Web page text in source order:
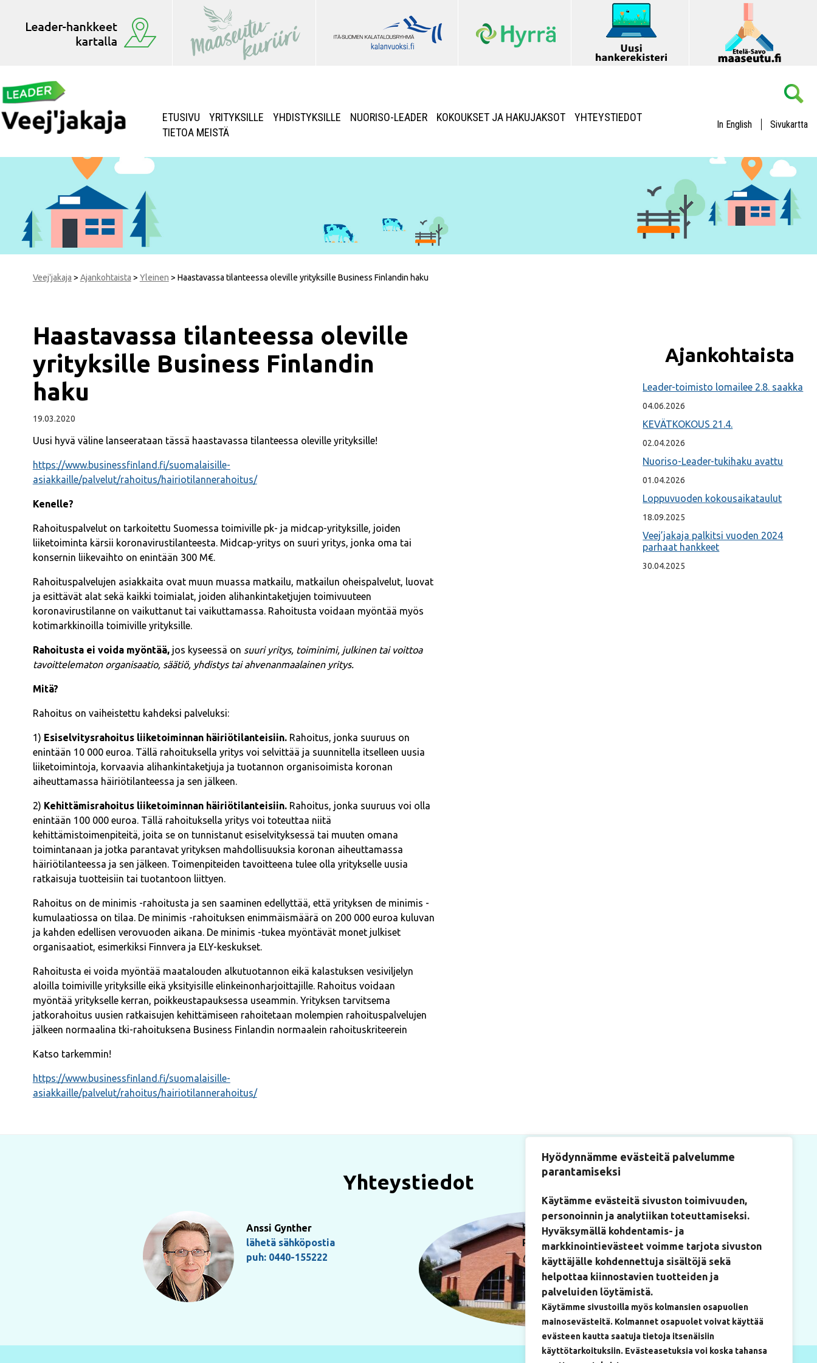
Hyödynnämme evästeitä palvelumme
parantamiseksi
Käytämme evästeitä sivuston toimivuuden,
personoinnin ja analytiikan toteuttamiseksi.
Hyväksymällä kohdentamis- ja
markkinointievästeet voimme tarjota sivuston
käyttäjälle kohdennettuja sisältöjä sekä
helpottaa kiinnostavien tuotteiden ja
palveluiden löytämistä.
Käytämme sivustoilla myös kolmansien osapuolien
mainosevästeitä. Kolmannet osapuolet voivat käyttää
evästeen kautta saatuja tietoja itsenäisiin
käyttötarkoituksiin. Evästeasetuksia voi koska tahansa
ETUSIVU YRITYKSILLE YHDISTYKSILLE NUORISO-LEADER KOKOUKSET JA HAKUJAKSOT
YHTEYSTIEDOT
TIETOA MEISTÄ
In English Sivukartta
Veej'jakaja > Ajankohtaista > Yleinen > Haastavassa tilanteessa oleville yrityksille Business Finlandin haku
Haastavassa tilanteessa oleville
yrityksille Business Finlandin
haku
19.03.2020
Uusi hyvä väline lanseerataan tässä haastavassa tilanteessa oleville yrityksille!
https://www.businessfinland.fi/suomalaisille-
asiakkaille/palvelut/rahoitus/hairiotilannerahoitus/
Kenelle?
Rahoituspalvelut on tarkoitettu Suomessa toimiville pk- ja midcap-yrityksille, joiden
liiketoiminta kärsii koronavirustilanteesta. Midcap-yritys on suuri yritys, jonka oma tai
konsernin liikevaihto on enintään 300 M€.
Rahoituspalvelujen asiakkaita ovat muun muassa matkailu, matkailun oheispalvelut, luovat
ja esittävät alat sekä kaikki toimialat, joiden alihankintaketjujen toimivuuteen
koronavirustilanne on vaikuttanut tai vaikuttamassa. Rahoitusta voidaan myöntää myös
kotimarkkinoilla toimiville yrityksille.
Rahoitusta ei voida myöntää,jos kyseessä on suuri yritys, toiminimi, julkinen tai voittoa
tavoittelematon organisaatio, säätiö, yhdistys tai ahvenanmaalainen yritys.
Mitä?
Rahoitus on vaiheistettu kahdeksi palveluksi:
1) Esiselvitysrahoitus liiketoiminnan häiriötilanteisiin. Rahoitus, jonka suuruus on
enintään 10 000 euroa. Tällä rahoituksella yritys voi selvittää ja suunnitella itselleen uusia
liiketoimintoja, korvaavia alihankintaketjuja ja tuotannon organisoimista koronan
aiheuttamassa häiriötilanteessa ja sen jälkeen.
2) Kehittämisrahoitus liiketoiminnan häiriötilanteisiin. Rahoitus, jonka suuruus voi olla
enintään 100 000 euroa. Tällä rahoituksella yritys voi toteuttaa niitä
kehittämistoimenpiteitä, joita se on tunnistanut esiselvityksessä tai muuten omana
toimintanaan ja jotka parantavat yrityksen mahdollisuuksia koronan aiheuttamassa
häiriötilanteessa ja sen jälkeen. Toimenpiteiden tavoitteena tulee olla yritykselle uusia
ratkaisuja tuotteisiin tai tuotantoon liittyen.
Rahoitus on de minimis -rahoitusta ja sen saaminen edellyttää, että yrityksen de minimis -
kumulaatiossa on tilaa. De minimis -rahoituksen enimmäismäärä on 200 000 euroa kuluvan
ja kahden edellisen verovuoden aikana. De minimis -tukea myöntävät monet julkiset
organisaatiot, esimerkiksi Finnvera ja ELY-keskukset.
Rahoitusta ei voida myöntää maatalouden alkutuotannon eikä kalastuksen vesiviljelyn
aloilla toimiville yrityksille eikä yksityisille elinkeinonharjoittajille. Rahoitus voidaan
myöntää yritykselle kerran, poikkeustapauksessa useammin. Yrityksen tarvitsema
jatkorahoitus uusien ratkaisujen kehittämiseen rahoitetaan molempien rahoituspalvelujen
jälkeen normaalina tki-rahoituksena Business Finlandin normaalein rahoituskriteerein
Katso tarkemmin!
https://www.businessfinland.fi/suomalaisille-
asiakkaille/palvelut/rahoitus/hairiotilannerahoitus/
Ajankohtaista
Leader-toimisto lomailee 2.8. saakka
04.06.2026
KEVÄTKOKOUS 21.4.
02.04.2026
Nuoriso-Leader-tukihaku avattu
01.04.2026
Loppuvuoden kokousaikataulut
18.09.2025
Veej’jakaja palkitsi vuoden 2024
parhaat hankkeet
30.04.2025
Yhteystiedot
Anssi Gynther
lähetä sähköpostia
puh: 0440-155222
Käyntiosoite
Paukkulantie 22
(Artium-rakennus, huone 219)
50170 Mikkeli